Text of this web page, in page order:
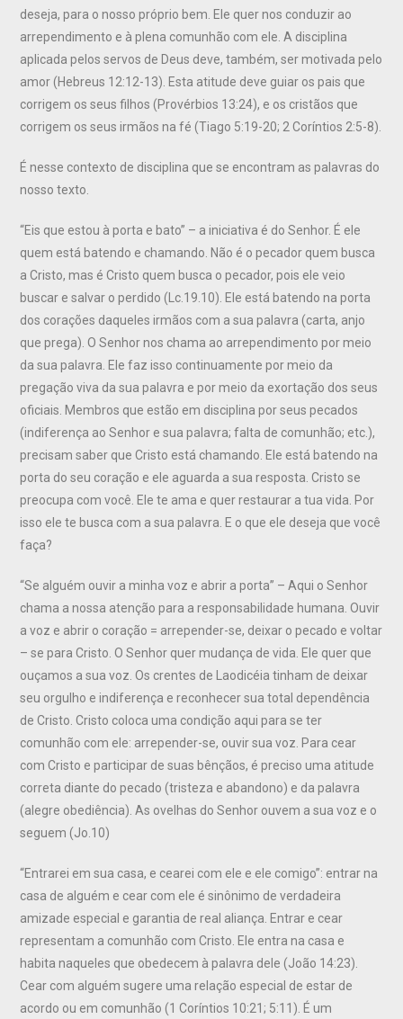
deseja, para o nosso próprio bem. Ele quer nos conduzir ao
arrependimento e à plena comunhão com ele. A disciplina
aplicada pelos servos de Deus deve, também, ser motivada pelo
amor (Hebreus 12:12-13). Esta atitude deve guiar os pais que
corrigem os seus filhos (Provérbios 13:24), e os cristãos que
corrigem os seus irmãos na fé (Tiago 5:19-20; 2 Coríntios 2:5-8).
É nesse contexto de disciplina que se encontram as palavras do
nosso texto.
“Eis que estou à porta e bato” – a iniciativa é do Senhor. É ele
quem está batendo e chamando. Não é o pecador quem busca
a Cristo, mas é Cristo quem busca o pecador, pois ele veio
buscar e salvar o perdido (Lc.19.10). Ele está batendo na porta
dos corações daqueles irmãos com a sua palavra (carta, anjo
que prega). O Senhor nos chama ao arrependimento por meio
da sua palavra. Ele faz isso continuamente por meio da
pregação viva da sua palavra e por meio da exortação dos seus
oficiais. Membros que estão em disciplina por seus pecados
(indiferença ao Senhor e sua palavra; falta de comunhão; etc.),
precisam saber que Cristo está chamando. Ele está batendo na
porta do seu coração e ele aguarda a sua resposta. Cristo se
preocupa com você. Ele te ama e quer restaurar a tua vida. Por
isso ele te busca com a sua palavra. E o que ele deseja que você
faça?
“Se alguém ouvir a minha voz e abrir a porta” – Aqui o Senhor
chama a nossa atenção para a responsabilidade humana. Ouvir
a voz e abrir o coração = arrepender-se, deixar o pecado e voltar
– se para Cristo. O Senhor quer mudança de vida. Ele quer que
ouçamos a sua voz. Os crentes de Laodicéia tinham de deixar
seu orgulho e indiferença e reconhecer sua total dependência
de Cristo. Cristo coloca uma condição aqui para se ter
comunhão com ele: arrepender-se, ouvir sua voz. Para cear
com Cristo e participar de suas bênçãos, é preciso uma atitude
correta diante do pecado (tristeza e abandono) e da palavra
(alegre obediência). As ovelhas do Senhor ouvem a sua voz e o
seguem (Jo.10)
“Entrarei em sua casa, e cearei com ele e ele comigo”: entrar na
casa de alguém e cear com ele é sinônimo de verdadeira
amizade especial e garantia de real aliança. Entrar e cear
representam a comunhão com Cristo. Ele entra na casa e
habita naqueles que obedecem à palavra dele (João 14:23).
Cear com alguém sugere uma relação especial de estar de
acordo ou em comunhão (1 Coríntios 10:21; 5:11). É um